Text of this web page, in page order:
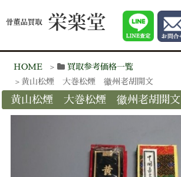
HOME
買取参考価格一覧
黄山松煙 大巻松煙 徽州老胡開文
黄山松煙 大巻松煙 徽州老胡開文